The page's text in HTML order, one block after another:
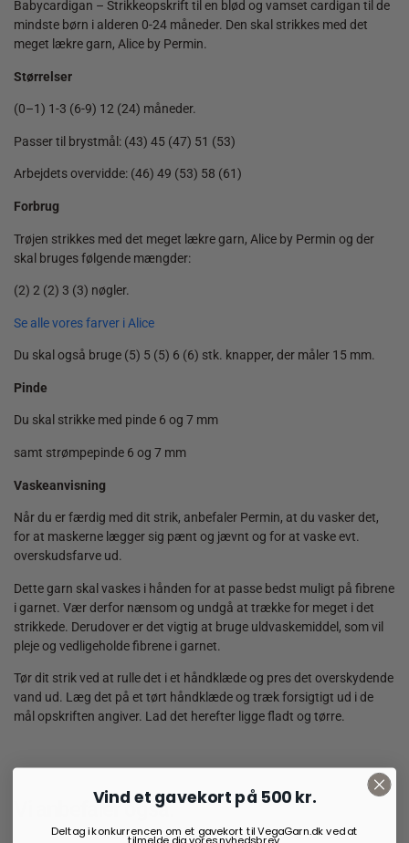
Babycardigan – Strikkeopskrift til en blød og vamset cardigan til de
mindste børn i alderen 0-24 måneder. Den skal strikkes med det
meget lækre garn, Alice by Permin.
Størrelser
(0–1) 1-3 (6-9) 12 (24) måneder.
Passer til brystmål: (43) 45 (47) 51 (53)
Arbejdets overvidde: (46) 49 (53) 58 (61)
Forbrug
Trøjen strikkes med det meget lækre garn, Alice by Permin og der
skal bruges følgende mængder:
(2) 2 (2) 3 (3) nøgler.
Se alle vores farver i Alice
Du skal også bruge (5) 5 (5) 6 (6) stk. knapper, der måler 15 mm.
Pinde
Du skal strikke med pinde 6 og 7 mm
samt strømpepinde 6 og 7 mm
Vaskeanvisning
Når du er færdig med dit strik, anbefaler Permin, at du vasker det,
for at maskerne lægger sig pænt og jævnt og for at vaske evt.
overskudsfarve ud.
Dette garn skal vaskes i hånden for at passe bedst muligt på fibrene
i garnet. Vær derfor nænsom og undgå at trække for meget i det
strikkede. Derudover er det vigtig at bruge uldvaskemiddel, som vil
pleje og vedligeholde fibrene i garnet.
Tør dit strik ved at rulle det i et håndklæde og pres det overskydende
vand ud. Læg det på et tørt håndklæde og træk forsigtigt ud i de
mål opskriften angiver. Lad det herefter ligge fladt og tørre.
Vi anbefaler også:
Vind et gavekort på 500 kr.
Deltag i konkurrencen om et gavekort til VegaGarn.dk ved at